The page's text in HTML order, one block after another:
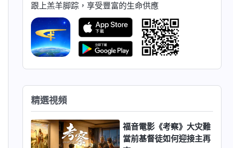
1:41:09
福音電影《媽媽的愛太偉大》如
何才能給孩子真正的幸福
1:30:02
福音電影《信神系列2：教堂倒
塌之後》脱離撒但權勢迎接主
1:30:58
何脱離痛苦生活獲得幸福
跟上羔羊脚踪，享受豐富的生命供應
精選視頻
福音電影《考察》大灾難
當前基督徒如何迎接主再